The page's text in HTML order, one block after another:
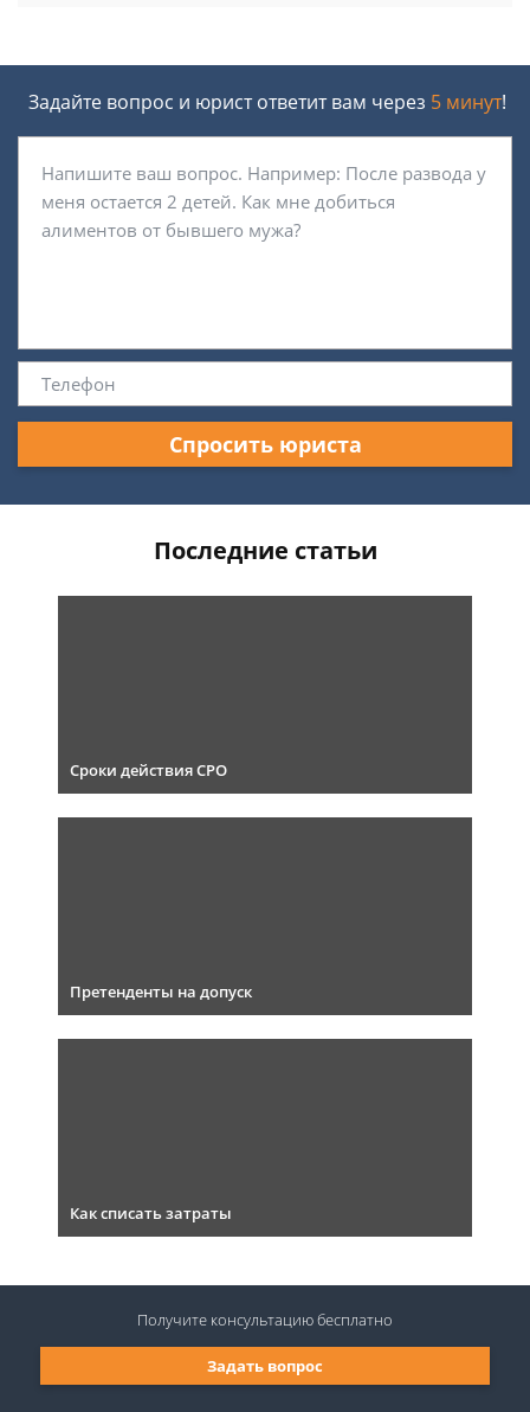
Задайте вопрос и юрист ответит вам через 5 минут!
Спросить юриста
Последние статьи
Сроки действия СРО
Претенденты на допуск
Как списать затраты
Задать вопрос
Получите консультациюбесплатно